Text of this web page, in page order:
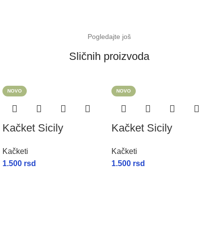
Pogledajte još
Sličnih proizvoda
NOVO
Kačket Sicily
Kačketi
1.500 rsd
NOVO
Kačket Sicily
Kačketi
1.500 rsd